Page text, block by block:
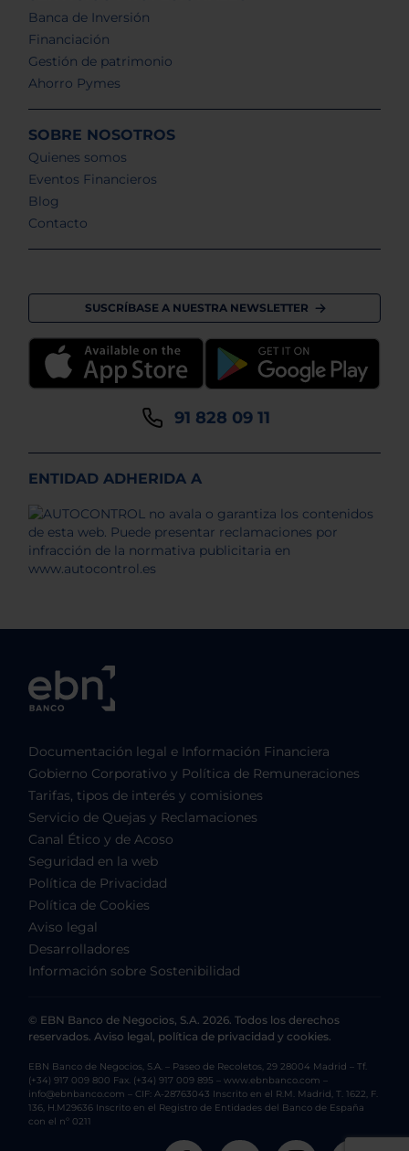
Banca de Inversión
Financiación
Gestión de patrimonio
Ahorro Pymes
SOBRE NOSOTROS
Quienes somos
Eventos Financieros
Blog
Contacto
SUSCRÍBASE A NUESTRA NEWSLETTER
91 828 09 11
ENTIDAD ADHERIDA A
Documentación legal e Información Financiera
Gobierno Corporativo y Política de Remuneraciones
Tarifas, tipos de interés y comisiones
Servicio de Quejas y Reclamaciones
Canal Ético y de Acoso
Seguridad en la web
Política de Privacidad
Política de Cookies
Aviso legal
Desarrolladores
Información sobre Sostenibilidad
© EBN Banco de Negocios, S.A. 2026. Todos los derechos
reservados. Aviso legal, política de privacidad y cookies.
EBN Banco de Negocios, S.A. – Paseo de Recoletos, 29 28004 Madrid – Tf.
(+34) 917 009 800 Fax. (+34) 917 009 895 – www.ebnbanco.com –
info@ebnbanco.com – CIF: A-28763043 Inscrito en el R.M. Madrid, T. 1622, F.
136, H.M29636 Inscrito en el Registro de Entidades del Banco de España
con el nº 0211